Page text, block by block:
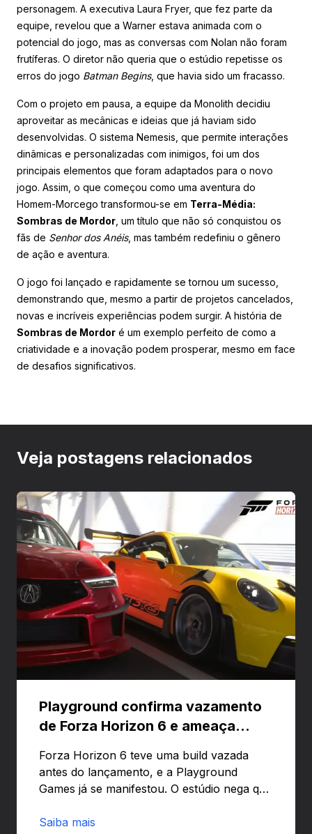
personagem. A executiva Laura Fryer, que fez parte da
equipe, revelou que a Warner estava animada com o
potencial do jogo, mas as conversas com Nolan não foram
frutíferas. O diretor não queria que o estúdio repetisse os
erros do jogo Batman Begins, que havia sido um fracasso.
Com o projeto em pausa, a equipe da Monolith decidiu
aproveitar as mecânicas e ideias que já haviam sido
desenvolvidas. O sistema Nemesis, que permite interações
dinâmicas e personalizadas com inimigos, foi um dos
principais elementos que foram adaptados para o novo
jogo. Assim, o que começou como uma aventura do
Homem-Morcego transformou-se em Terra-Média:
Sombras de Mordor , um título que não só conquistou os
fãs de Senhor dos Anéis, mas também redefiniu o gênero
de ação e aventura.
O jogo foi lançado e rapidamente se tornou um sucesso,
demonstrando que, mesmo a partir de projetos cancelados,
novas e incríveis experiências podem surgir. A história de
Sombras de Mordor é um exemplo perfeito de como a
criatividade e a inovação podem prosperar, mesmo em face
de desafios significativos.
Veja postagens relacionados
Playground confirma vazamento
de Forza Horizon 6 e ameaça
Forza Horizon 6 teve uma build vazada
antes do lançamento, e a Playground
Games já se manifestou. O estúdio nega que
preload e avisa que quem usar versões não
Saiba mais